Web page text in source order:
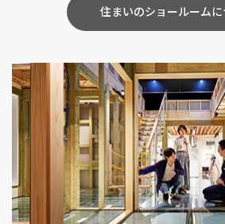
住まいのショールーム